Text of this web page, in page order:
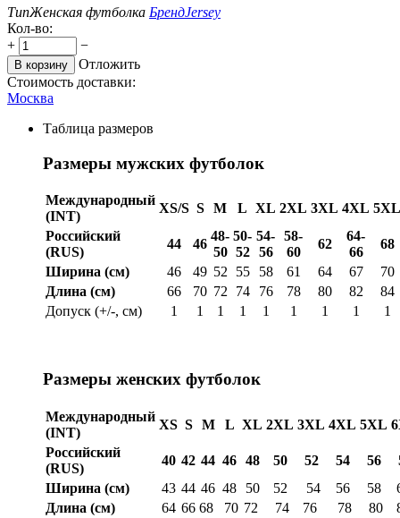
ТипЖенская футболка БрендJersey
Кол-во:
+
−
В корзину
Отложить
Стоимость доставки:
Москва
Таблица размеров
Размеры мужских футболок
Международный
(INT)
XS/S S M L XL 2XL 3XL 4XL 5XL
Российский
(RUS)
44 46
48-
50
50-
52
54-
56
58-
60
62
64-
66
68
Ширина (см)
46 49 52 55 58 61 64 67
70
Длина (см)
66 70 72 74 76 78 80 82
84
Допуск (+/-, см)
1 1 1 1 1 1 1 1 1
Размеры женских футболок
Международный
(INT)
XS S M L XL 2XL 3XL 4XL 5XL
Российский
(RUS)
40 42 44 46 48 50 52 54 56
Ширина (см)
43 44 46 48 50 52 54 56 58
Длина (см)
64 66 68 70 72 74 76 78 80